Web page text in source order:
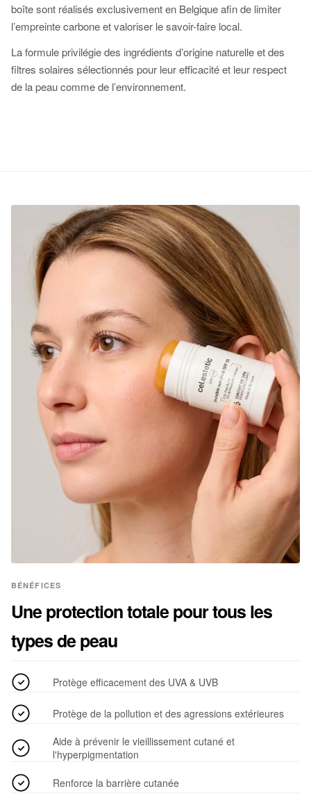
boîte sont réalisés exclusivement en Belgique afin de limiter
l’empreinte carbone et valoriser le savoir-faire local.
La formule privilégie des ingrédients d’origine naturelle et des
filtres solaires sélectionnés pour leur efficacité et leur respect
de la peau comme de l’environnement.
BÉNÉFICES
Une protection totale pour tous les
types de peau
Protège efficacement des UVA & UVB
Protège de la pollution et des agressions extérieures
Aide à prévenir le vieillissement cutané et
l'hyperpigmentation
Renforce la barrière cutanée